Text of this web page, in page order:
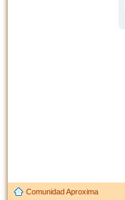
Comunidad Aproxima